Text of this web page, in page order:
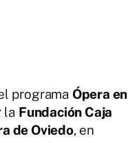
programa Ópera en
la Fundación Caja
de Oviedo, en